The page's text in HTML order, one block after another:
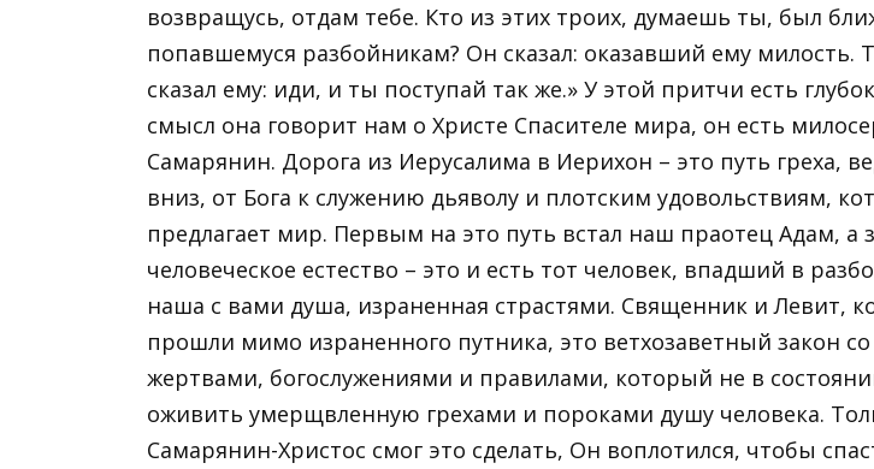
возвращусь, отдам тебе. Кто из этих троих, думаешь ты, был
попавшемуся разбойникам? Он сказал: оказавший ему милость.
сказал ему: иди, и ты поступай так же.» У этой притчи есть
смысл она говорит нам о Христе Спасителе мира, он есть
Самарянин. Дорога из Иерусалима в Иерихон – это путь греха,
вниз, от Бога к служению дьяволу и плотским удовольствиям,
предлагает мир. Первым на это путь встал наш праотец Адам, а
человеческое естество – это и есть тот человек, впадший в
наша с вами душа, израненная страстями. Священник и Левит,
прошли мимо израненного путника, это ветхозаветный закон
жертвами, богослужениями и правилами, который не в
оживить умерщвленную грехами и пороками душу человека.
Самарянин-Христос смог это сделать, Он воплотился, чтобы